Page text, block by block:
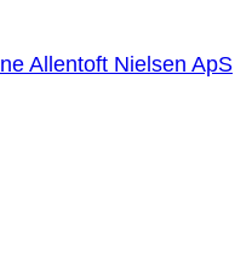
Allentoft Nielsen ApS